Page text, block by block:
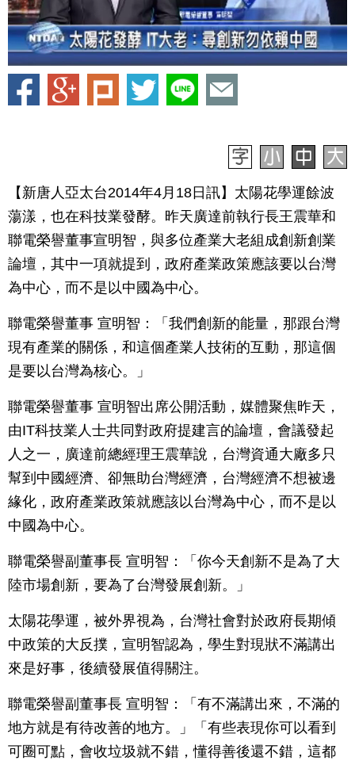
【新唐人亞太台2014年4月18日訊】太陽花學運餘波
蕩漾，也在科技業發酵。昨天廣達前執行長王震華和
聯電榮譽董事宣明智，與多位產業大老組成創新創業
論壇，其中一項就提到，政府產業政策應該要以台灣
為中心，而不是以中國為中心。
聯電榮譽董事 宣明智：「我們創新的能量，那跟台灣
現有產業的關係，和這個產業人技術的互動，那這個
是要以台灣為核心。」
聯電榮譽董事 宣明智出席公開活動，媒體聚焦昨天，
由IT科技業人士共同對政府提建言的論壇，會議發起
人之一，廣達前總經理王震華說，台灣資通大廠多只
幫到中國經濟、卻無助台灣經濟，台灣經濟不想被邊
緣化，政府產業政策就應該以台灣為中心，而不是以
中國為中心。
聯電榮譽副董事長 宣明智：「你今天創新不是為了大
陸市場創新，要為了台灣發展創新。」
太陽花學運，被外界視為，台灣社會對於政府長期傾
中政策的大反撲，宣明智認為，學生對現狀不滿講出
來是好事，後續發展值得關注。
聯電榮譽副董事長 宣明智：「有不滿講出來，不滿的
地方就是有待改善的地方。」「有些表現你可以看到
可圈可點，會收垃圾就不錯，懂得善後還不錯，這都